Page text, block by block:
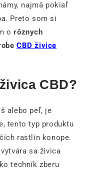
najmä pokiaľ
Preto som si
orôznych
CBD živice
CBD?
alebo peľ, je
tento typ produktu
rastlín konope.
sa živica
techník zberu